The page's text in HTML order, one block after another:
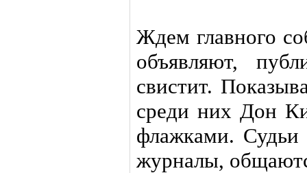
Ждем главного
объявляют,
свистит.
среди них Дон
флажками.
журналы,